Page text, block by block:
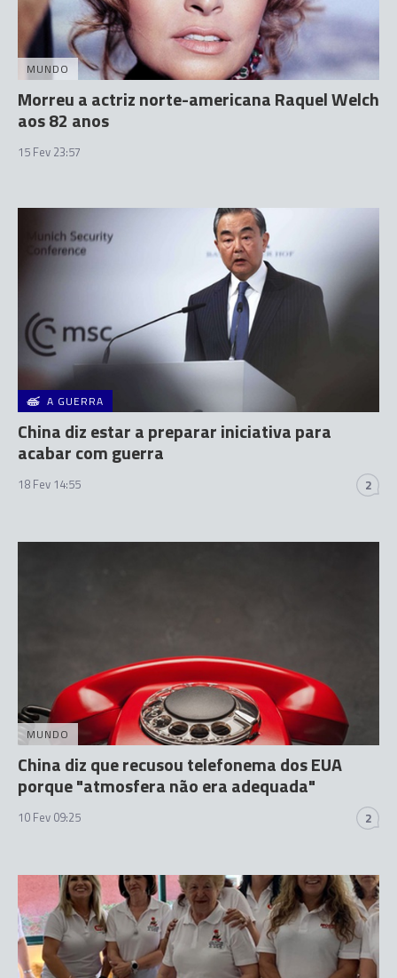
MUNDO
Morreu a actriz norte-americana Raquel Welch
aos 82 anos
15 Fev 23:57
A GUERRA
China diz estar a preparar iniciativa para
acabar com guerra
18 Fev 14:55 2
MUNDO
China diz que recusou telefonema dos EUA
porque "atmosfera não era adequada"
10 Fev 09:25 2